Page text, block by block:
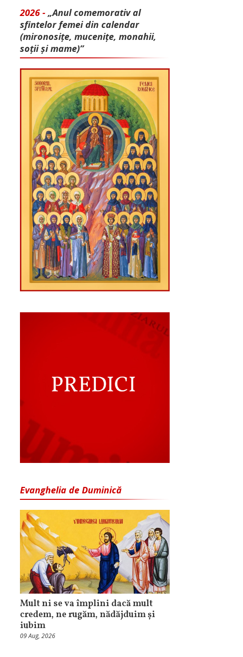
2026 - „Anul comemorativ al
sfintelor femei din calendar
(mironosițe, mu­cenițe, monahii,
soții și mame)”
Evanghelia de Duminică
Mult ni se va împlini dacă mult
credem, ne rugăm, nădăjduim și
iubim
09 Aug, 2026